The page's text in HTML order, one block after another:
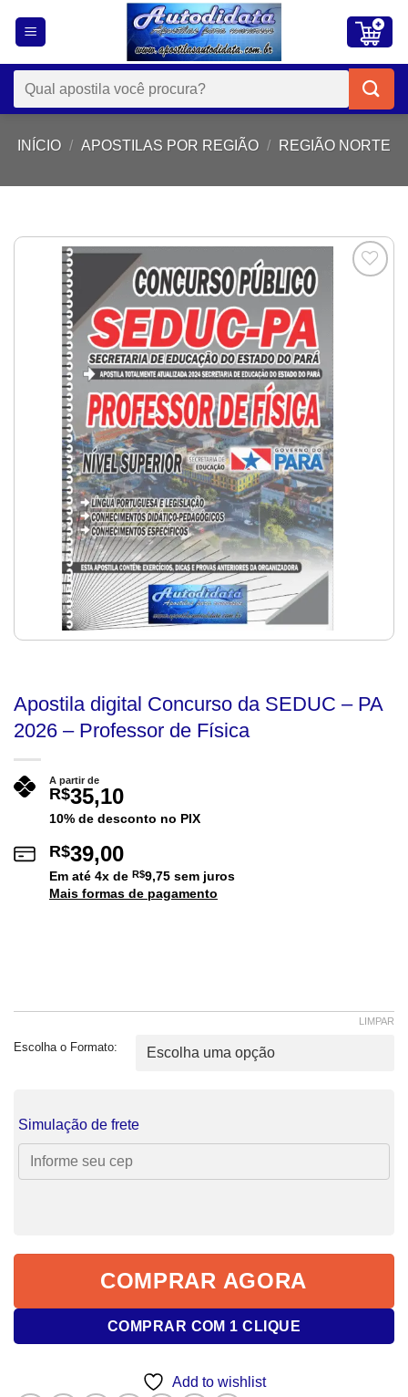
Pesquisar
por:
INÍCIO / APOSTILAS POR REGIÃO / REGIÃO NORTE
Add to
Apostila digital Concurso da SEDUC – PA
2026 – Professor de Física
A partir de
R$35,10
10% de desconto no PIX
R$39,00
Em até 4x de R$9,75 sem juros
Mais formas de pagamento
Escolha o Formato:
LIMPAR
Simulação de frete
COMPRAR AGORA
COMPRAR COM 1 CLIQUE
Add to wishlist